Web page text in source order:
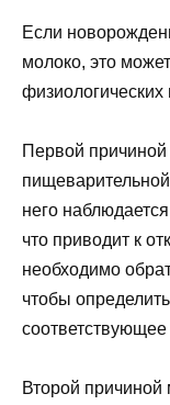
Если
молоко, это
физиологических
Первой
него
что приводит к
необходимо
чтобы
соответствующее
Второй причиной